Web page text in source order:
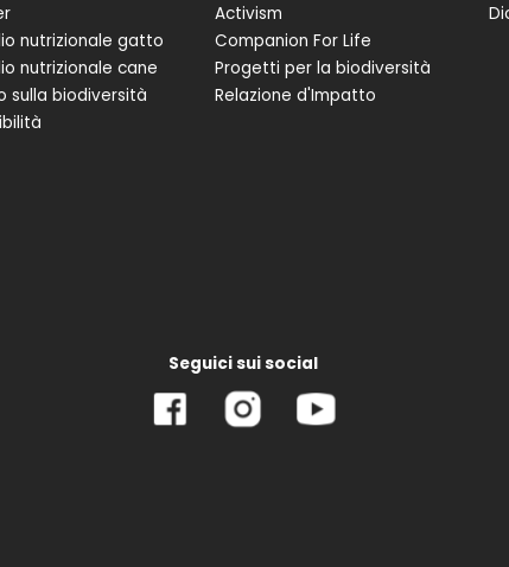
nutrizionale gatto
nutrizionale cane
sulla biodiversità
Activism
Companion For Life
Progetti per la biodiversità
Relazione d'Impatto
Seguici sui social